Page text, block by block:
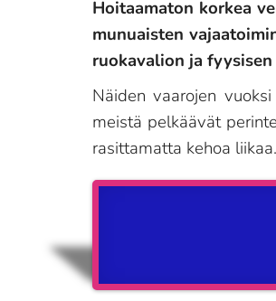
Hoitaamaton korkea
munuaisten
ruokavalion ja
Näiden vaarojen
meistä pelkäävät
rasittamatta kehoa liikaa.